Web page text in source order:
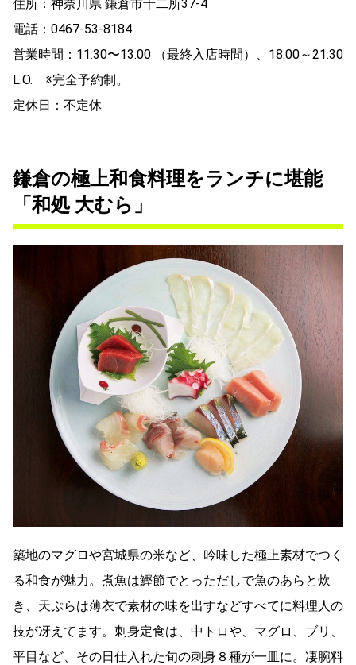
住所：神奈川県 鎌倉市十二所37-4
電話：0467-53-8184
営業時間：11:30〜13:00 （最終入店時間）、18:00～21:30
L.O. ※完全予約制。
定休日：不定休
鎌倉の極上和食料理をランチに堪能
「和処 大むら」
築地のマグロや宮城県の米など、吟味した極上素材でつく
る和食が魅力。煮魚は鰹節でとっただしで魚のあらと炊
き、天ぷらは薄衣で素材の味を出すなどすべてに料理人の
技が冴えてます。刺身定食は、中トロや、マグロ、ブリ、
平目など、その日仕入れた旬の刺身８種が一皿に。凄腕料